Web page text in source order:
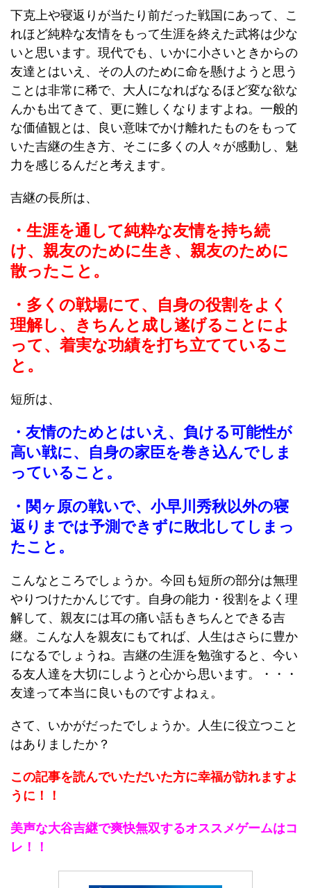
下克上や寝返りが当たり前だった戦国にあって、こ
れほど純粋な友情をもって生涯を終えた武将は少な
いと思います。現代でも、いかに小さいときからの
友達とはいえ、その人のために命を懸けようと思う
ことは非常に稀で、大人になればなるほど変な欲な
んかも出てきて、更に難しくなりますよね。一般的
な価値観とは、良い意味でかけ離れたものをもって
いた吉継の生き方、そこに多くの人々が感動し、魅
力を感じるんだと考えます。
吉継の長所は、
・生涯を通して純粋な友情を持ち続
け、親友のために生き、親友のために
散ったこと。
・多くの戦場にて、自身の役割をよく
理解し、きちんと成し遂げることによ
って、着実な功績を打ち立てているこ
と。
短所は、
・友情のためとはいえ、負ける可能性が
高い戦に、自身の家臣を巻き込んでしま
っていること。
・関ヶ原の戦いで、小早川秀秋以外の寝
返りまでは予測できずに敗北してしまっ
たこと。
こんなところでしょうか。今回も短所の部分は無理
やりつけたかんじです。自身の能力・役割をよく理
解して、親友には耳の痛い話もきちんとできる吉
継。こんな人を親友にもてれば、人生はさらに豊か
になるでしょうね。吉継の生涯を勉強すると、今い
る友人達を大切にしようと心から思います。・・・
友達って本当に良いものですよねぇ。
さて、いかがだったでしょうか。人生に役立つこと
はありましたか？
この記事を読んでいただいた方に幸福が訪れますよ
うに！！
美声な大谷吉継で爽快無双するオススメゲームはコ
レ！！